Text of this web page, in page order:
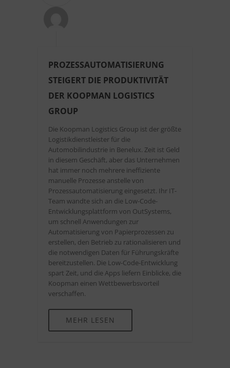
PROZESSAUTOMATISIERUNG
STEIGERT DIE PRODUKTIVITÄT
DER KOOPMAN LOGISTICS
GROUP
Die Koopman Logistics Group ist der größte
Logistikdienstleister für die
Automobilindustrie in Benelux. Zeit ist Geld
in diesem Geschäft, aber das Unternehmen
hat immer noch mehrere ineffiziente
manuelle Prozesse anstelle von
Prozessautomatisierung eingesetzt. Ihr IT-
Team wandte sich an die Low-Code-
Entwicklungsplattform von OutSystems,
um schnell Anwendungen zur
Automatisierung von Papierprozessen zu
erstellen, den Betrieb zu rationalisieren und
die notwendigen Daten für Führungskräfte
bereitzustellen. Die Low-Code-Entwicklung
spart Zeit, und die Apps liefern Einblicke, die
Koopman einen Wettbewerbsvorteil
verschaffen.
MEHR LESEN